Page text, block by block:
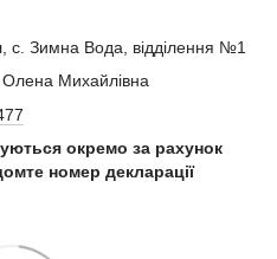
с. Зимна Вода, відділення №1
Михайлівна
окремо за рахунок
номер декларації